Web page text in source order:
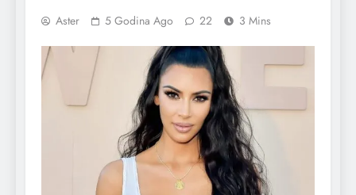
Aster 5 Godina Ago 22 3 Mins